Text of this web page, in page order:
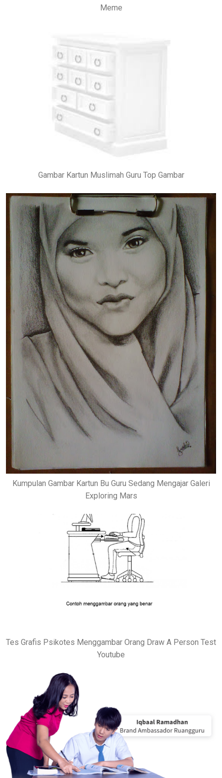
Meme
Gambar Kartun Muslimah Guru Top Gambar
Kumpulan Gambar Kartun Bu Guru Sedang Mengajar Galeri
Exploring Mars
Tes Grafis Psikotes Menggambar Orang Draw A Person Test
Youtube